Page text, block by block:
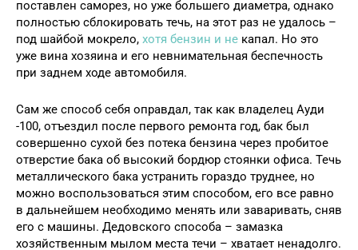
поставлен саморез, но уже большего диаметра, однако
полностью сблокировать течь, на этот раз не удалось –
под шайбой мокрело, хотя бензин и не капал. Но это
уже вина хозяина и его невнимательная беспечность
при заднем ходе автомобиля.
Сам же способ себя оправдал, так как владелец Ауди
-100, отъездил после первого ремонта год, бак был
совершенно сухой без потека бензина через пробитое
отверстие бака об высокий бордюр стоянки офиса. Течь
металлического бака устранить гораздо труднее, но
можно воспользоваться этим способом, его все равно
в дальнейшем необходимо менять или заваривать, сняв
его с машины. Дедовского способа – замазка
хозяйственным мылом места течи – хватает ненадолго.